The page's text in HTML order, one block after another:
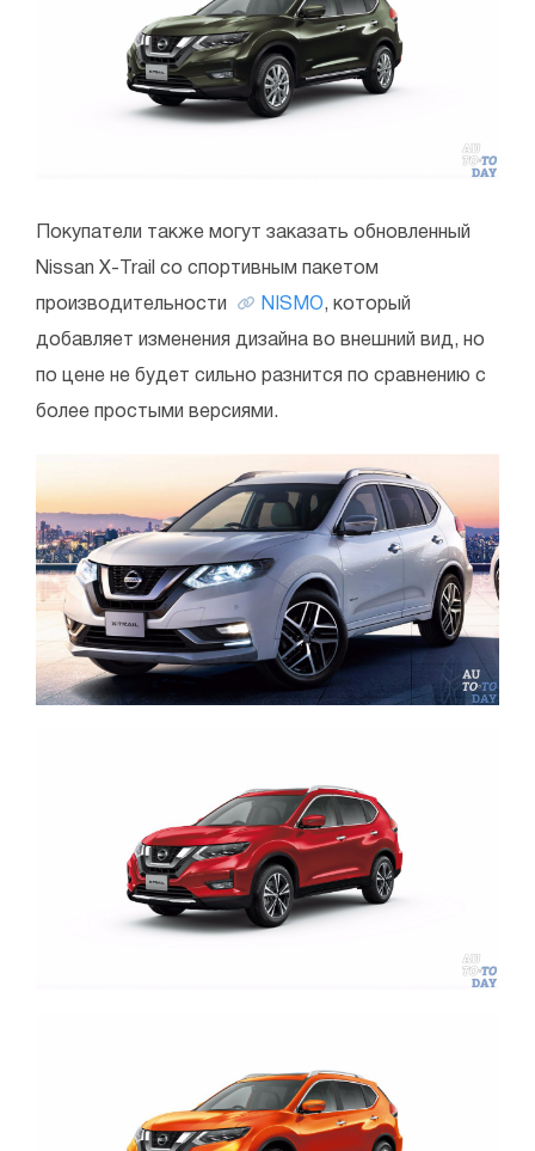
Покупатели также могут заказать обновленный
Nissan X-Trail со спортивным пакетом
производительности NISMO, который
добавляет изменения дизайна во внешний вид, но
по цене не будет сильно разнится по сравнению с
более простыми версиями.